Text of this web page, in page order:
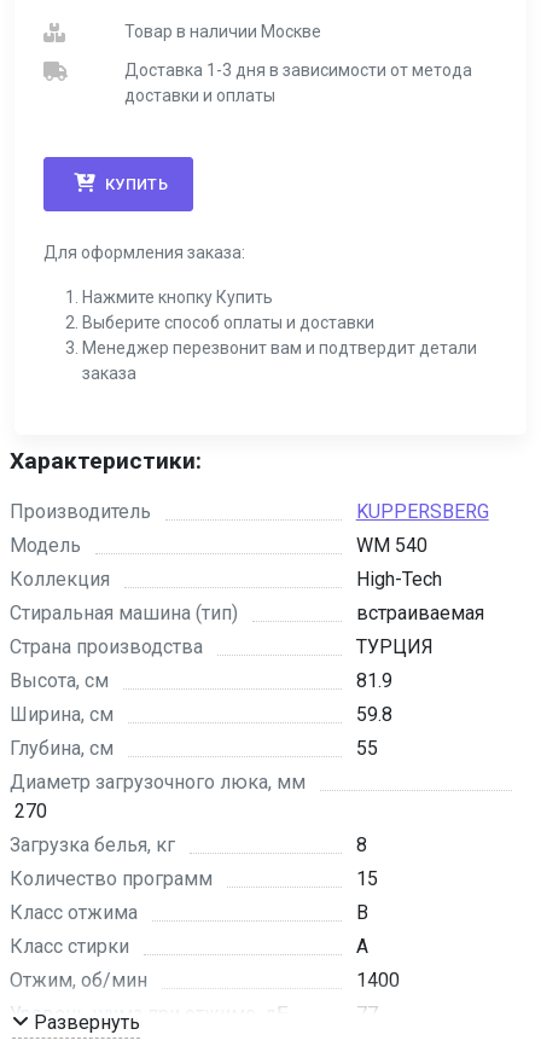
Товар в наличии Москве
Доставка 1-3 дня в зависимости от метода
доставки и оплаты
КУПИТЬ
Для оформления заказа:
Нажмите кнопку Купить
Выберите способ оплаты и доставки
Менеджер перезвонит вам и подтвердит детали
заказа
Характеристики:
Производитель
KUPPERSBERG
Модель
WM 540
Коллекция
High-Tech
Стиральная машина (тип)
встраиваемая
Страна производства
ТУРЦИЯ
Высота, см
81.9
Ширина, см
59.8
Глубина, см
55
Диаметр загрузочного люка, мм
270
Загрузка белья, кг
8
Количество программ
15
Класс отжима
B
Класс стирки
А
Отжим, об/мин
1400
Уровень шума при отжиме, дБ
77
Развернуть